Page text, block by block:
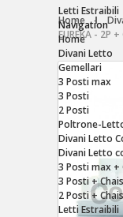
Letti Estraibili
Navigation
Home
Divani Letto
Gemellari
3 Posti max
3 Posti
2 Posti
Poltrone-
Divani Letto
Divani Letto
3 Posti max +
3 Posti +
2 Posti +
Letti Estraibili
Home
EUREKA - 2P +